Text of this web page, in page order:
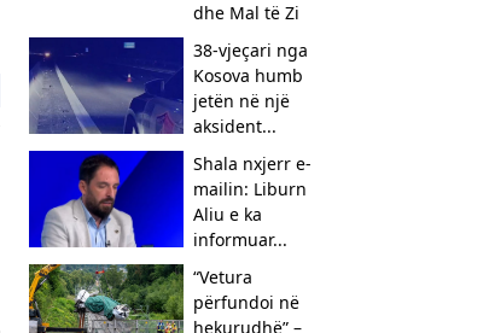
dhe Mal të Zi
38-vjeçari nga
Kosova humb
jetën në një
aksident...
Shala nxjerr e-
mailin: Liburn
Aliu e ka
informuar...
“Vetura
përfundoi në
hekurudhë” –